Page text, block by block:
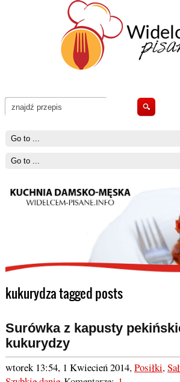
kukurydza tagged posts
Surówka z kapusty
kukurydzy
wtorek 13:54, 1 Kwiecień 2014,Posiłki,